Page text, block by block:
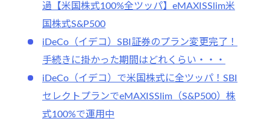
過【米国株式100%全ツッパ】eMAXISSlim米
国株式S&P500
iDeCo（イデコ）SBI証券のプラン変更完了！
手続きに掛かった期間はどれくらい・・・
iDeCo（イデコ）で米国株式に全ツッパ！SBI
セレクトプランでeMAXISSlim（S&P500）株
式100%で運用中